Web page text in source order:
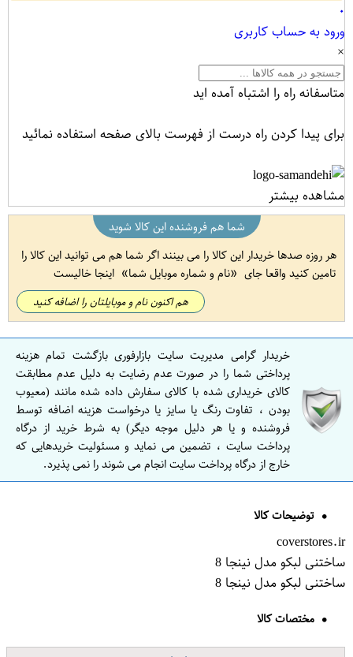
۰
ورود به حساب کاربری
×
متاسفانه راه را اشتباه آمده اید
برای پیدا کردن راه درست از فهرست بالای صفحه استفاده نمائید
مشاهده بیشتر
شما هم فروشنده این کالا شوید
هر روزه صدها خریدار این کالا را می بینند اگر شما هم می توانید این کالا را
تامین کنید واقعا جای
نام و شماره موبایل شما اینجا خالیست
هم اکنون نام و موبایلتان را اضافه کنید
خریدار گرامی مدیریت سایت بازارفوری بازگشت تمام هزینه
پرداختی شما را در صورت عدم رضایت به دلیل عدم مطابقت
کالای خریداری شده با کالای سفارش داده شده مانند (معیوب
بودن ، تفاوت رنگ یا سایز یا درخواست هزینه اضافه توسط
فروشنده و یا هر دلیل موجه دیگر) به شرط خرید از درگاه
پرداخت سایت ، تضمین می نماید و مسئولیت خریدهایی که
خارج از درگاه پرداخت سایت انجام می شوند را نمی پذیرد.
توضیحات کالا
coverstores.ir
ساختنی لبکو مدل نینجا 8
ساختنی لبکو مدل نینجا 8
مختصات کالا